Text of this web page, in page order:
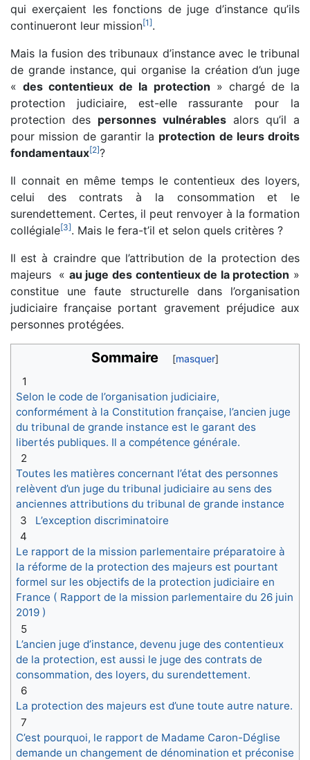
qui exerçaient les fonctions de juge d’instance qu’ils
continueront leur mission[1].
Mais la fusion des tribunaux d’instance avec le tribunal
de grande instance, qui organise la création d’un juge
«des contentieux de la protection » chargé de la
protection judiciaire, est-elle rassurante pour la
protection des personnes vulnérables alors qu’il a
pour mission de garantir la protection de leurs droits
fondamentaux[2]?
Il connait en même temps le contentieux des loyers,
celui des contrats à la consommation et le
surendettement. Certes, il peut renvoyer à la formation
collégiale[3]. Mais le fera-t’il et selon quels critères ?
Il est à craindre que l’attribution de la protection des
majeurs « au juge des contentieux de la protection »
constitue une faute structurelle dans l’organisation
judiciaire française portant gravement préjudice aux
personnes protégées.
Sommaire
1
Selon le code de l’organisation judiciaire,
conformément à la Constitution française, l’ancien juge
du tribunal de grande instance est le garant des
libertés publiques. Il a compétence générale.
2
Toutes les matières concernant l’état des personnes
relèvent d’un juge du tribunal judiciaire au sens des
anciennes attributions du tribunal de grande instance
3
L’exception discriminatoire
4
Le rapport de la mission parlementaire préparatoire à
la réforme de la protection des majeurs est pourtant
formel sur les objectifs de la protection judiciaire en
France ( Rapport de la mission parlementaire du 26 juin
2019 )
5
L’ancien juge d’instance, devenu juge des contentieux
de la protection, est aussi le juge des contrats de
consommation, des loyers, du surendettement.
6
La protection des majeurs est d’une toute autre nature.
7
C’est pourquoi, le rapport de Madame Caron-Déglise
demande un changement de dénomination et préconise